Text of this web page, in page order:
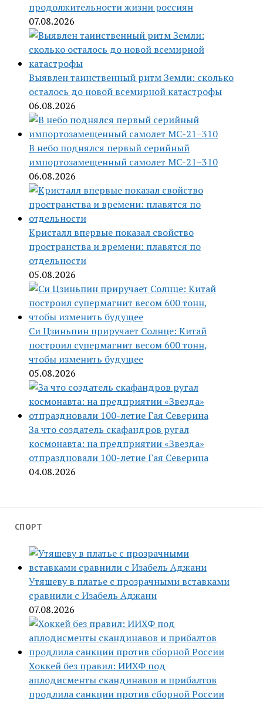
продолжительности жизни россиян
07.08.2026
Выявлен таинственный ритм Земли: сколько
осталось до новой всемирной катастрофы
06.08.2026
В небо поднялся первый серийный
импортозамещенный самолет МС-21−310
06.08.2026
Кристалл впервые показал свойство
пространства и времени: плавятся по
отдельности
05.08.2026
Си Цзиньпин приручает Солнце: Китай
построил супермагнит весом 600 тонн,
чтобы изменить будущее
05.08.2026
За что создатель скафандров ругал
космонавта: на предприятии «Звезда»
отпраздновали 100-летие Гая Северина
04.08.2026
СПОРТ
Утяшеву в платье с прозрачными вставками
сравнили с Изабель Аджани
07.08.2026
Хоккей без правил: ИИХФ под
аплодисменты скандинавов и прибалтов
продлила санкции против сборной России